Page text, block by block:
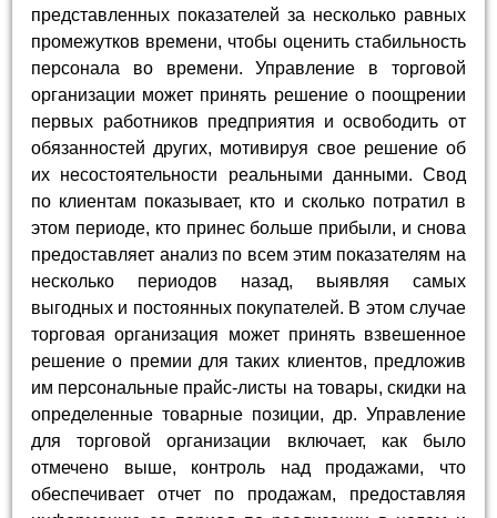
представленных показателей за несколько равных
промежутков времени, чтобы оценить стабильность
персонала во времени. Управление в торговой
организации может принять решение о поощрении
первых работников предприятия и освободить от
обязанностей других, мотивируя свое решение об
их несостоятельности реальными данными. Свод
по клиентам показывает, кто и сколько потратил в
этом периоде, кто принес больше прибыли, и снова
предоставляет анализ по всем этим показателям на
несколько периодов назад, выявляя самых
выгодных и постоянных покупателей. В этом случае
торговая организация может принять взвешенное
решение о премии для таких клиентов, предложив
им персональные прайс-листы на товары, скидки на
определенные товарные позиции, др. Управление
для торговой организации включает, как было
отмечено выше, контроль над продажами, что
обеспечивает отчет по продажам, предоставляя